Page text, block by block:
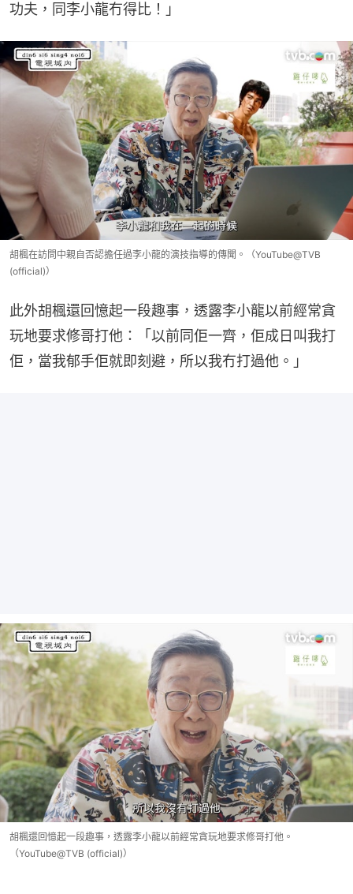
功夫，同李小龍冇得比！」
胡楓在訪問中親自否認擔任過李小龍的演技指導的傳聞。（YouTube@TVB
(official)）
此外胡楓還回憶起一段趣事，透露李小龍以前經常貪
玩地要求修哥打他：「以前同佢一齊，佢成日叫我打
佢，當我郁手佢就即刻避，所以我冇打過他。」
胡楓還回憶起一段趣事，透露李小龍以前經常貪玩地要求修哥打他。
（YouTube@TVB (official)）